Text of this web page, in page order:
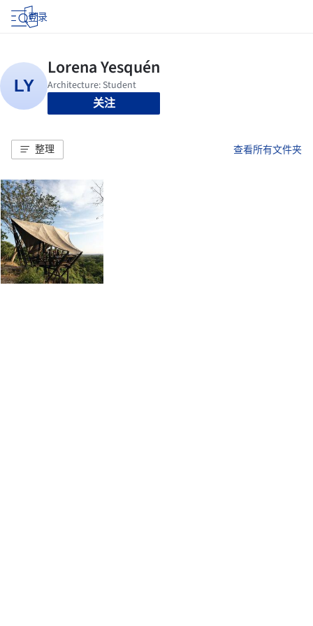
登录
关注
整理 查看所有文件夹